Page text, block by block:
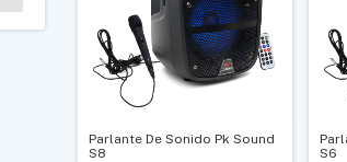
Parlante De Sonido Pk Sound
S8
S6